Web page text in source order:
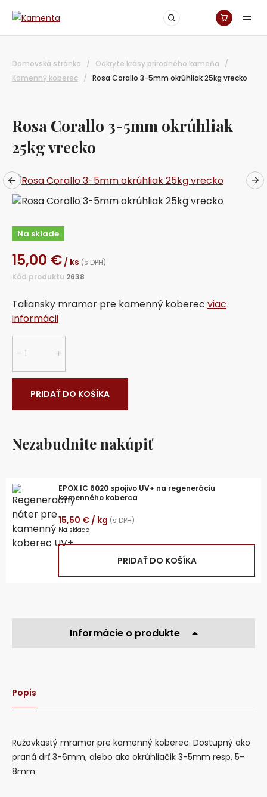
Domovská stránka / Odkryte krásy prírodného kameňa /
Kamenný koberec / Rosa Corallo 3-5mm okrúhliak 25kg vrecko
Rosa Corallo 3-5mm okrúhliak
25kg vrecko
Na sklade
15,00 € / ks (s DPH)
Kód produktu 2638
Taliansky mramor pre kamenný koberec viac
informácii
Rosa
Corallo
5mm
okrúhliak
vrecko
+
-
PRIDAŤ DO KOŠÍKA
Nezabudnite nakúpiť
EPOX IC 6020 spojivo UV+ na regeneráciu
kamenného koberca
15,50 € / kg (s DPH)
Na sklade
PRIDAŤ DO KOŠÍKA
Informácie o produkte
Popis
Ružovkastý mramor pre kamenný koberec. Dostupný ako
praná drť 3-6mm, alebo ako okrúhliačik 3-5mm resp. 5-
8mm